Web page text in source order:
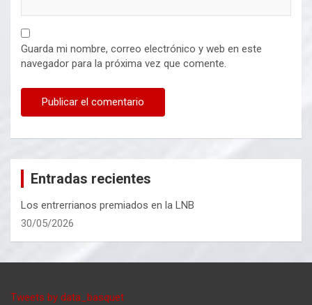
Guarda mi nombre, correo electrónico y web en este
navegador para la próxima vez que comente.
Entradas recientes
Los entrerrianos premiados en la LNB
30/05/2026
Tweets by data_basquet